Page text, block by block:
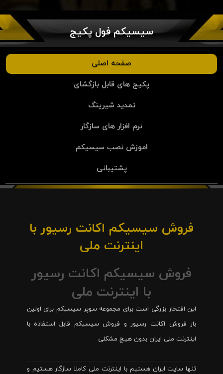
سیسیکم فول پکیج
صفحه اصلی
پکیج های قابل بازگشای
تمدید شیرینگ
نرم افزار های سازگار
اموزش نصب سیسیکم
پشتیبانی
فروش سیسیکم اکانت رسیور با
اینترنت ملی
فروش سیسیکم اکانت رسیور
با اینترنت ملی
این افتخار بزرگی است برای مجموعه سوپر سیسیکم برای اولین
بار فروش اکانت رسیور و فروش سیسیکم قابل استفاده با
اینترنت ملی ایران بدون هیچ مشکلی
تنها سایت ایران هستیم با اینترنت ملی کاملا سازگار هستیم و